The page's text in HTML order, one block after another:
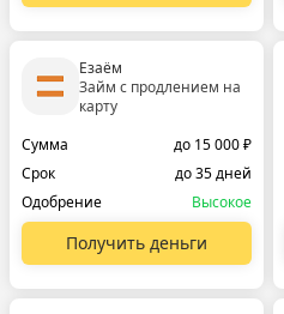
Езаём
Займ с продлением на
карту
Сумма
до 15 000 ₽
Срок
до 35 дней
Одобрение
Высокое
Получить деньги